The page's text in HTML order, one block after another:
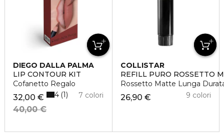
DIEGO DALLA PALMA
LIP CONTOUR KIT
Cofanetto Regalo
32,00 €
40,00 €
7 colori
4 1
COLLISTAR
REFILL PURO ROSSETTO
Rossetto Matte Lunga
26,90 € 9 colori